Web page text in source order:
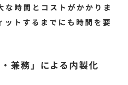
な時間とコストがかかりま
ットするまでにも時間を要
兼務」による内製化